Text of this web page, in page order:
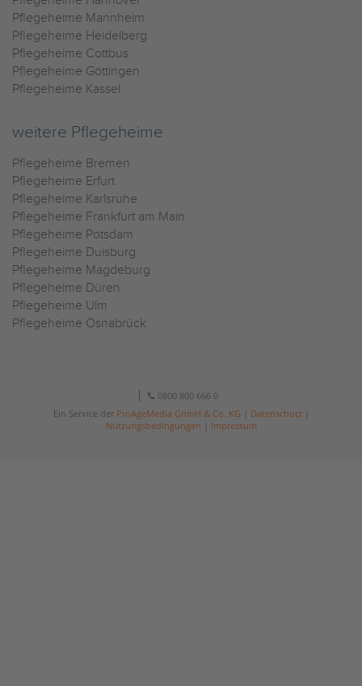
Pflegeheime Mannheim
Pflegeheime Heidelberg
Pflegeheime Cottbus
Pflegeheime Göttingen
Pflegeheime Kassel
weitere Pflegeheime
Pflegeheime Bremen
Pflegeheime Erfurt
Pflegeheime Karlsruhe
Pflegeheime Frankfurt am Main
Pflegeheime Potsdam
Pflegeheime Duisburg
Pflegeheime Magdeburg
Pflegeheime Düren
Pflegeheime Ulm
Pflegeheime Osnabrück
0800 800 666 0
Ein Service der ProAgeMedia GmbH & Co. KG Datenschutz|
Nutzungsbedingungen
Impressum